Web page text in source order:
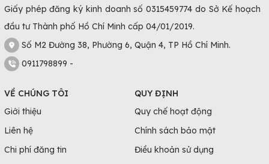
tương ứng như khách sạn, dự án lớn, khu vui chơi lại khá ít
và không thể đáp ứng. Việc mua đất ở các vị trí đẹp,
thuận tiện sẽ giúp bạn có cơ hội đầu tư hiệu quả. Hoặc
không muốn đầu tư bạn vẫn có thể cho thuê lại hoặc bán
Kết luận
Từ những thông tin trên có thể thấy được rằng Kon Tum
đang là điểm sáng về bất động sản khu vực duyên hải
Miền Trung. Chỉ vài năm nữa thôi khi nền kinh tế - du lịch
Giấy phép đăng ký kinh doanh số 0315459774 do Sở Kế hoạch
đầu tư Thành phố Hồ Chí Minh cấp 04/01/2019.
Số M2 Đường 38, Phường 6, Quận 4, TP Hồ Chí Minh.
0911798899 -
VỀ CHÚNG TÔI
Giới thiệu
Liên hệ
Chi phí đăng tin
QUY ĐỊNH
Quy chế hoạt động
Chính sách bảo mật
Điều khoản sử dụng